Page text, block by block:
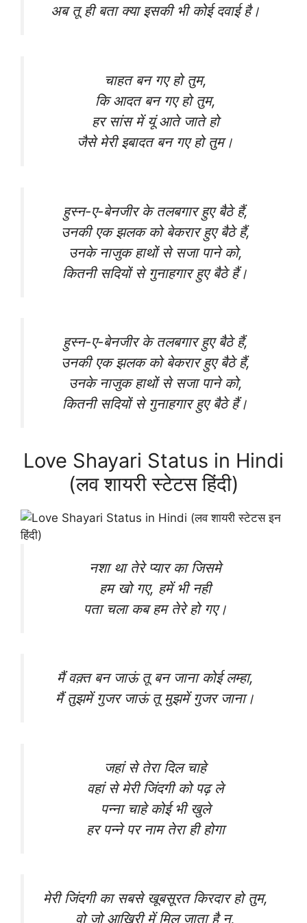
अब तू ही बता क्या इसकी भी कोई दवाई है।
चाहत बन गए हो तुम,
कि आदत बन गए हो तुम,
हर सांस में यूं आते जाते हो
जैसे मेरी इबादत बन गए हो तुम।
हुस्न-ए-बेनजीर के तलबगार हुए बैठे हैं,
उनकी एक झलक को बेकरार हुए बैठे हैं,
उनके नाजुक हाथों से सजा पाने को,
कितनी सदियों से गुनाहगार हुए बैठे हैं।
हुस्न-ए-बेनजीर के तलबगार हुए बैठे हैं,
उनकी एक झलक को बेकरार हुए बैठे हैं,
उनके नाजुक हाथों से सजा पाने को,
कितनी सदियों से गुनाहगार हुए बैठे हैं।
Love Shayari Status in Hindi
(लव शायरी स्टेटस हिंदी)
नशा था तेरे प्यार का जिसमे
हम खो गए, हमें भी नही
पता चला कब हम तेरे हो गए।
मैं वक़्त बन जाऊं तू बन जाना कोई लम्हा,
मैं तुझमें गुजर जाऊं तू मुझमें गुजर जाना।
जहां से तेरा दिल चाहे
वहां से मेरी जिंदगी को पढ़ ले
पन्ना चाहे कोई भी खुले
हर पन्ने पर नाम तेरा ही होगा
मेरी जिंदगी का सबसे खूबसूरत किरदार हो तुम,
वो जो आखिरी में मिल जाता है न,